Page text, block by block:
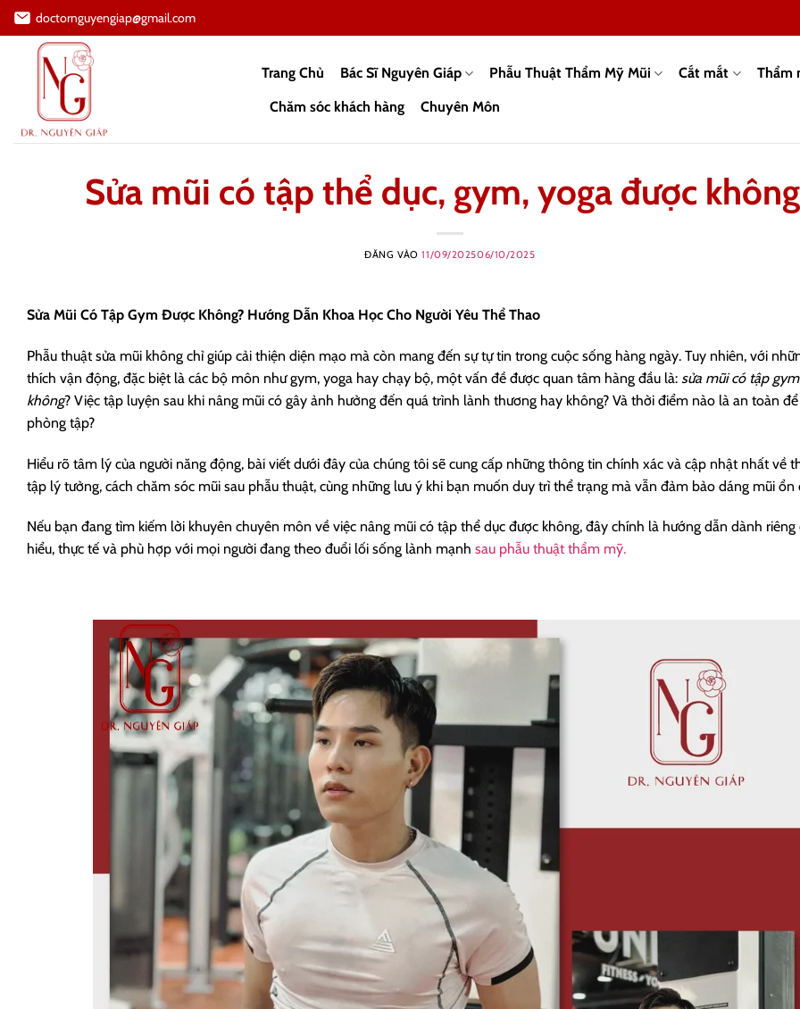
Bỏ
qua
doctornguyengiap@gmail.com
Trang Chủ Bác Sĩ Nguyên Giáp Phẫu Thuật Thẩm Mỹ Mũi Cắt mắt Thẩm
Chăm sóc khách hàng
Chuyên Môn
Sửa mũi có tập thể dục, gym, yoga được
ĐĂNG VÀO11/09/202506/10/2025
Sửa Mũi Có Tập Gym Được Không? Hướng Dẫn Khoa Học Cho Người Yêu Thể Thao
Phẫu thuật sửa mũi không chỉ giúp cải thiện diện mạo mà còn mang đến sự tự tin trong cuộc sống hàng ngày. Tuy nhiên, với
thích vận động, đặc biệt là các bộ môn như gym, yoga hay chạy bộ, một vấn đề được quan tâm hàng đầu là: sửa mũi có tập
không? Việc tập luyện sau khi nâng mũi có gây ảnh hưởng đến quá trình lành thương hay không? Và thời điểm nào là an toàn
phòng tập?
Hiểu rõ tâm lý của người năng động, bài viết dưới đây của chúng tôi sẽ cung cấp những thông tin chính xác và cập nhật nhất về
tập lý tưởng, cách chăm sóc mũi sau phẫu thuật, cùng những lưu ý khi bạn muốn duy trì thể trạng mà vẫn đảm bảo dáng mũi ổn
Nếu bạn đang tìm kiếm lời khuyên chuyên môn về việc nâng mũi có tập thể dục được không, đây chính là hướng dẫn dành
hiểu, thực tế và phù hợp với mọi người đang theo đuổi lối sống lành mạnh sau phẫu thuật thẩm mỹ.